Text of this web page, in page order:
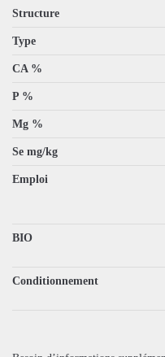
Structure
Type
CA %
P %
Mg %
Se mg/kg
Emploi
BIO
Conditionnement